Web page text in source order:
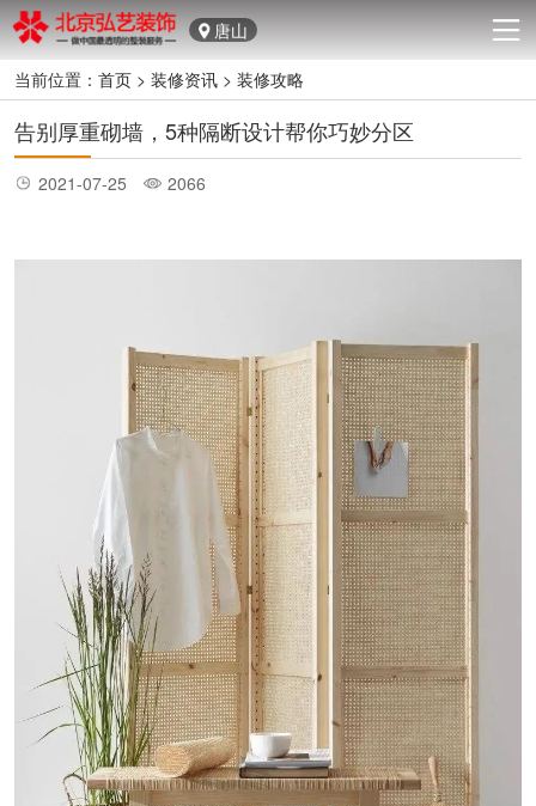
唐山
当前位置：首页 >装修资讯 >装修攻略
告别厚重砌墙，5种隔断设计帮你巧妙分区
2021-07-25 2066